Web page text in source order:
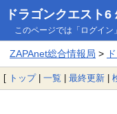
ドラゴンクエスト
このページでは「ログイン
ZAPAnet総合情報局 >
[ トップ| 一覧 | 最終更新 |